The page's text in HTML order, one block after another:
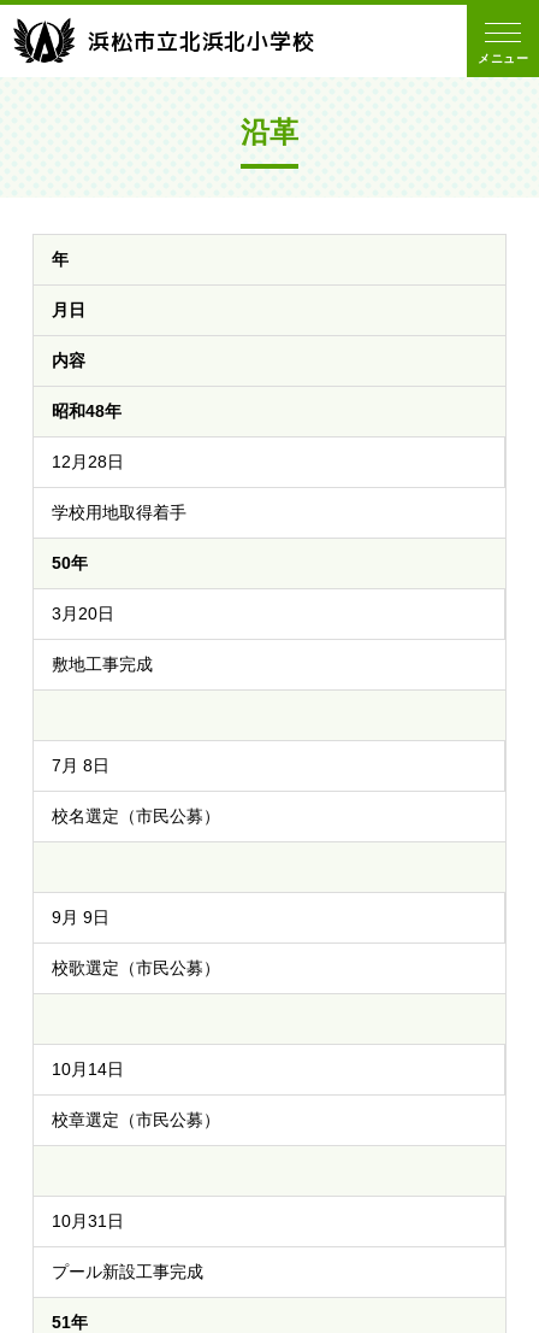
浜松市立北浜北小学校
メニュー
沿革
年
月日
内容
昭和48年
12月28日
学校用地取得着手
50年
3月20日
敷地工事完成
7月 8日
校名選定（市民公募）
9月 9日
校歌選定（市民公募）
10月14日
校章選定（市民公募）
10月31日
プール新設工事完成
51年